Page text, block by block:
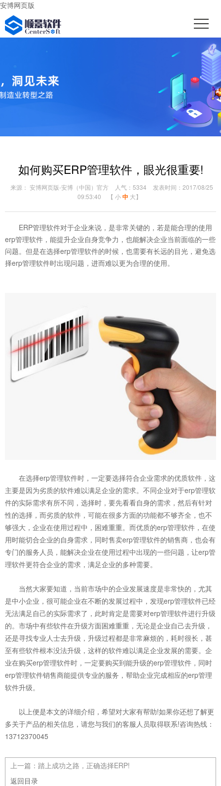
安博网页版
如何购买ERP管理软件，眼光很重要!
来源： 安博网页版-安博（中国）官方 人气：5334
发表时间：2017/08/25
09:53:40
【 小 中 大】
ERP管理软件对于企业来说，是非常关键的，若是能合理的使用
erp管理软件，能提升企业自身竞争力，也能解决企业当前面临的一些
问题。但是在选择erp管理软件的时候，也需要有长远的目光，避免选
择erp管理软件时出现问题，进而难以更为合理的使用。
在选择erp管理软件时，一定要选择符合企业需求的优质软件，这
主要是因为劣质的软件难以满足企业的需求。不同企业对于erp管理软
件的实际需求有所不同，选择时，要先看看自身的需求，然后有针对
性的选择，而劣质的软件，可能在很多方面的功能都不够齐全，也不
够强大，企业在使用过程中，困难重重。而优质的erp管理软件，在使
用时能切合企业的自身需求，同时售卖erp管理软件的销售商，也会有
专门的服务人员，能解决企业在使用过程中出现的一些问题，让erp管
理软件更符合企业的需求，满足企业的多种需要。
当然大家要知道，当前市场中的企业发展速度是非常快的，尤其
是中小企业，很可能企业在不断的发展过程中，发现erp管理软件已经
无法满足自己的实际需求了，此时肯定是需要对erp管理软件进行升级
的。市场中有些软件在升级方面困难重重，无论是企业自己去升级，
还是寻找专业人士去升级，升级过程都是非常麻烦的，耗时很长，甚
至有些软件根本没法升级，这样的软件难以满足企业发展的需要。企
业在购买erp管理软件时，一定要购买到能升级的erp管理软件，同时
erp管理软件销售商能提供专业的服务，帮助企业完成相应的erp管理
软件升级。
以上便是本文的详细介绍，希望对大家有帮助!如果你还想了解更
多关于产品的相关信息，请您与我们的客服人员取得联系!咨询热线：
13712370045
上一篇： 踏上成功之路，正确选择ERP!
返回目录